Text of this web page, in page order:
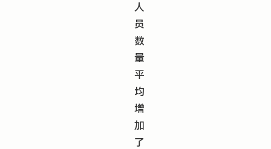
人
员
数
量
平
均
增
加
了